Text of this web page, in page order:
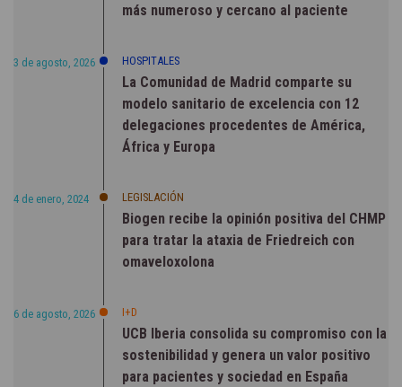
más numeroso y cercano al paciente
3 de agosto, 2026 HOSPITALES
La Comunidad de Madrid comparte su
modelo sanitario de excelencia con 12
delegaciones procedentes de América,
África y Europa
4 de enero, 2024 LEGISLACIÓN
Biogen recibe la opinión positiva del CHMP
para tratar la ataxia de Friedreich con
omaveloxolona
6 de agosto, 2026 I+D
UCB Iberia consolida su compromiso con la
sostenibilidad y genera un valor positivo
para pacientes y sociedad en España